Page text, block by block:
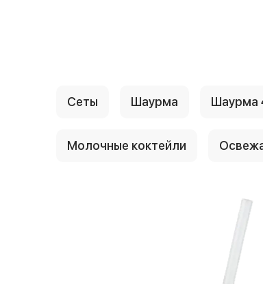
Сеты Шаурма Шаурма
Молочные коктейли